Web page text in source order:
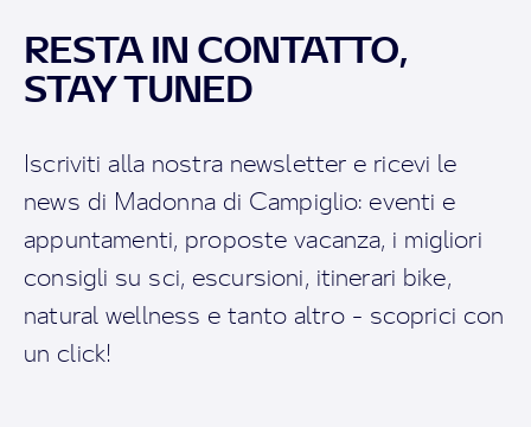
RESTA IN CONTATTO,
STAY TUNED
Iscriviti alla nostra newsletter e ricevi le
news di Madonna di Campiglio: eventi e
appuntamenti, proposte vacanza, i migliori
consigli su sci, escursioni, itinerari bike,
natural wellness e tanto altro - scoprici con
un click!